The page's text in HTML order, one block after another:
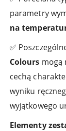
parametry
na
✅
Colours mogą
cechą
wyniku
wyjątkowego
Elementy